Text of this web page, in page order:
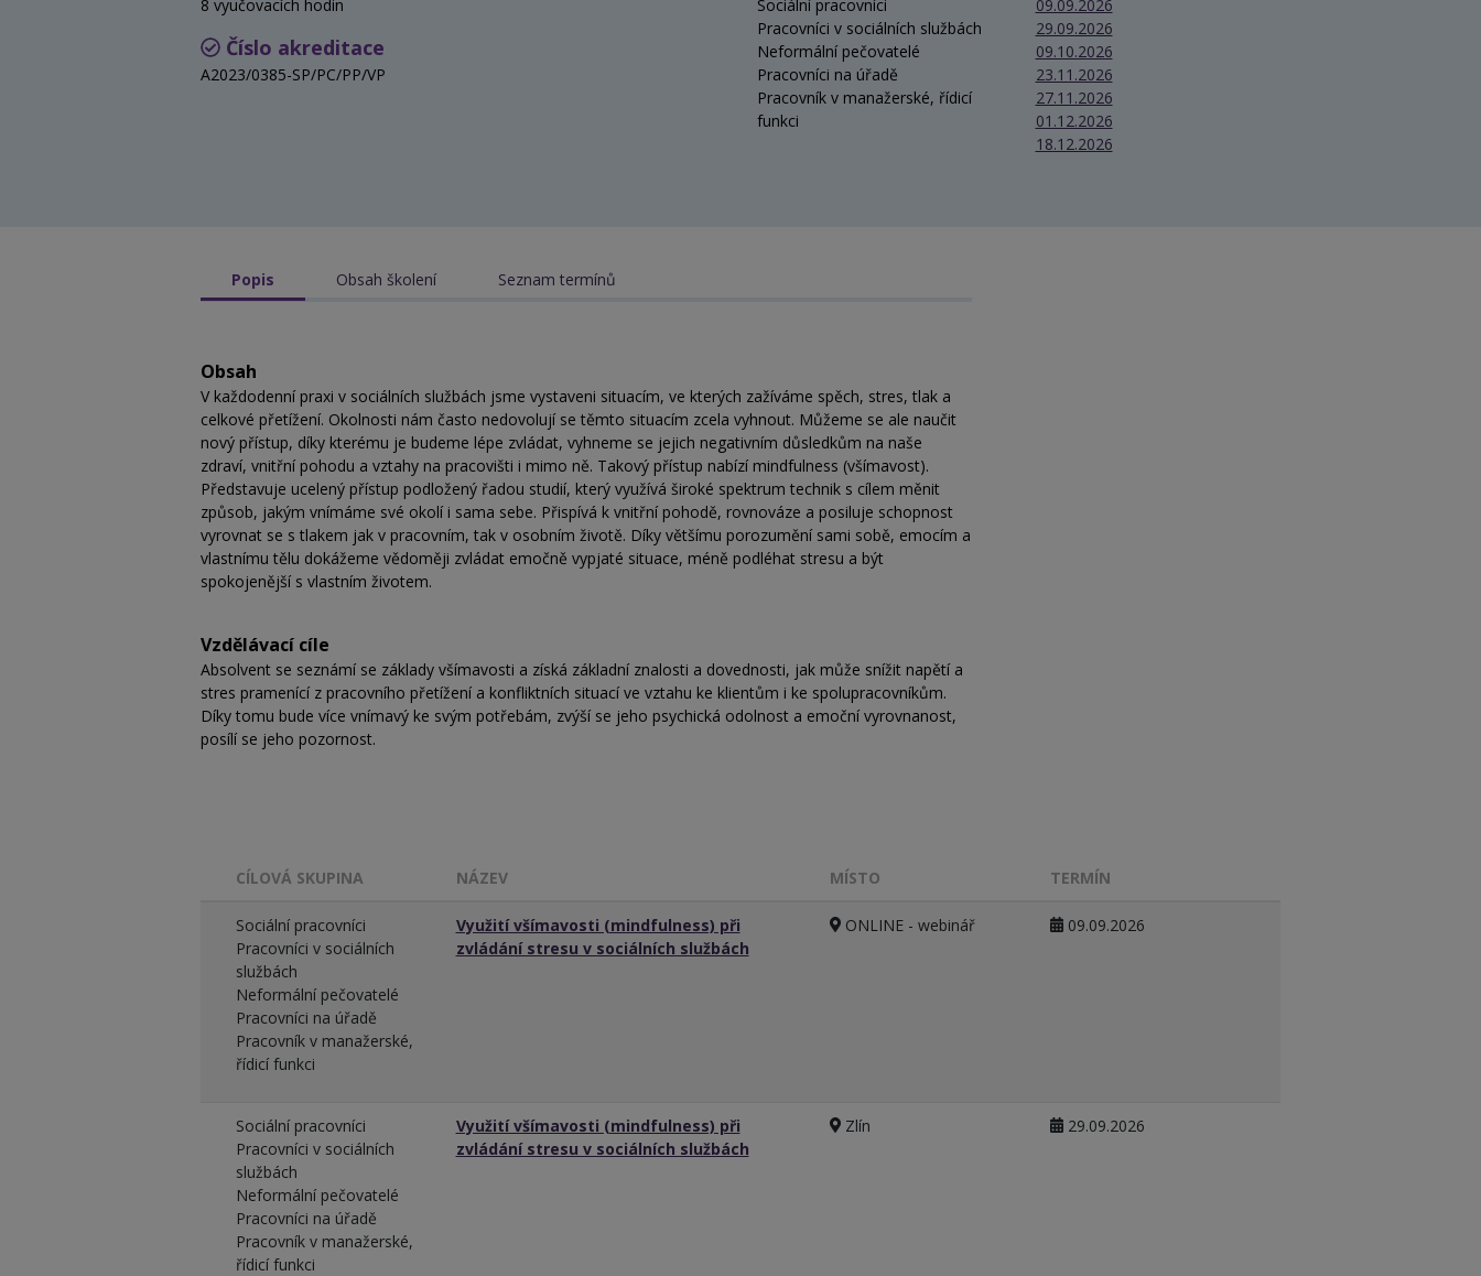
8 vyučovacích hodin
Číslo akreditace
A2023/0385-SP/PC/PP/VP
Sociální pracovníci
Pracovníci v sociálních službách
Neformální pečovatelé
Pracovníci na úřadě
Pracovník v manažerské, řídicí
funkci
09.09.2026
29.09.2026
09.10.2026
23.11.2026
27.11.2026
01.12.2026
18.12.2026
Popis Obsah školení Seznam termínů
Obsah
V každodenní praxi v sociálních službách jsme vystaveni situacím, ve kterých zažíváme spěch, stres, tlak a
celkové přetížení. Okolnosti nám často nedovolují se těmto situacím zcela vyhnout. Můžeme se ale naučit
nový přístup, díky kterému je budeme lépe zvládat, vyhneme se jejich negativním důsledkům na naše
zdraví, vnitřní pohodu a vztahy na pracovišti i mimo ně. Takový přístup nabízí mindfulness (všímavost).
Představuje ucelený přístup podložený řadou studií, který využívá široké spektrum technik s cílem měnit
způsob, jakým vnímáme své okolí i sama sebe. Přispívá k vnitřní pohodě, rovnováze a posiluje schopnost
vyrovnat se s tlakem jak v pracovním, tak v osobním životě. Díky většímu porozumění sami sobě, emocím a
vlastnímu tělu dokážeme vědoměji zvládat emočně vypjaté situace, méně podléhat stresu a být
spokojenější s vlastním životem.
Vzdělávací cíle
Absolvent se seznámí se základy všímavosti a získá základní znalosti a dovednosti, jak může snížit napětí a
stres pramenící z pracovního přetížení a konfliktních situací ve vztahu ke klientům i ke spolupracovníkům.
Díky tomu bude více vnímavý ke svým potřebám, zvýší se jeho psychická odolnost a emoční vyrovnanost,
posílí se jeho pozornost.
CÍLOVÁ SKUPINA NÁZEV MÍSTO TERMÍN
Sociální pracovníci
Pracovníci v sociálních
službách
Neformální pečovatelé
Pracovníci na úřadě
Pracovník v manažerské,
řídicí funkci
Využití všímavosti (mindfulness) při
zvládání stresu v sociálních službách
ONLINE - webinář 09.09.2026
Sociální pracovníci
Pracovníci v sociálních
službách
Neformální pečovatelé
Pracovníci na úřadě
Pracovník v manažerské,
řídicí funkci
Využití všímavosti (mindfulness) při
zvládání stresu v sociálních službách
Zlín 29.09.2026